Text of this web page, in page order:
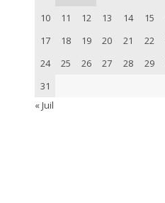
10
11 12 13 14 15
17
18 19 20 21 22
24
25 26 27 28 29
31
« Juil